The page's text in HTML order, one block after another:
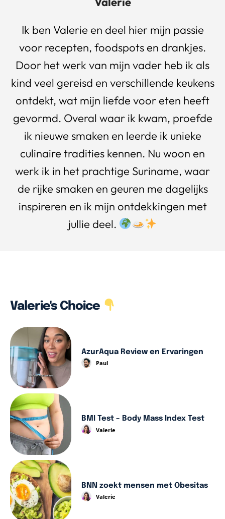
Ik ben Valerie en deel hier mijn passie
voor recepten, foodspots en drankjes.
Door het werk van mijn vader heb ik als
kind veel gereisd en verschillende keukens
ontdekt, wat mijn liefde voor eten heeft
gevormd. Overal waar ik kwam, proefde
ik nieuwe smaken en leerde ik unieke
culinaire tradities kennen. Nu woon en
werk ik in het prachtige Suriname, waar
de rijke smaken en geuren me dagelijks
inspireren en ik mijn ontdekkingen met
jullie deel.
Valerie's Choice
AzurAqua Review en Ervaringen
Paul
BMI Test – Body Mass Index Test
Valerie
BNN zoekt mensen met Obesitas
Valerie